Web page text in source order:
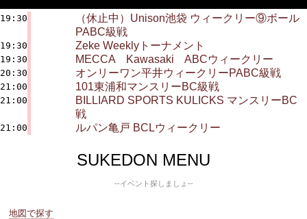
19:30
（休止中）Unison池袋 ウィークリー⑨ボール
PABC級戦
19:30 Zeke Weeklyトーナメント
19:30 MECCA Kawasaki ABCウィークリー
20:30 オンリーワン平井ウィークリーPABC級戦
21:00 101東浦和マンスリーBC級戦
21:00
BILLIARD SPORTS KULICKS マンスリーBC
戦
21:00 ルパン亀戸 BCLウィークリー
SUKEDON MENU
--イベント探しましょ--
地図で探す